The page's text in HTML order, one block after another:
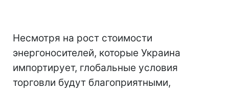
Несмотря на рост стоимости
энергоносителей, которые Украина
импортирует, глобальные условия
торговли будут благоприятными,